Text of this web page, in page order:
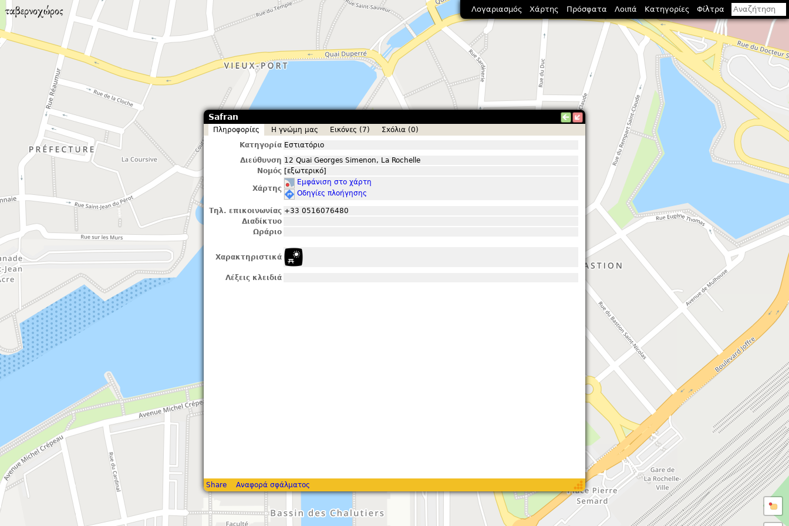
Safran
Πληροφορίες Η γνώμη μας Εικόνες (7)
Σxόλια (0)
Κατηγορία Εστιατόριο
Διεύθυνση 12 Quai Georges Simenon, La Rochelle
Νομός [εξωτερικό]
Χάρτης
Εμφάνιση στο χάρτη
Οδηγίες πλοήγησης
Τηλ. επικοινωνίας +33 0516076480
Διαδίκτυο
Ωράριο
Χαρακτηριστικά
Λέξεις κλειδιά
Share Αναφορά σφάλματος
Λογαριασμός Χάρτης Πρόσφατα Λοιπά Κατηγορίες Φίλτρα